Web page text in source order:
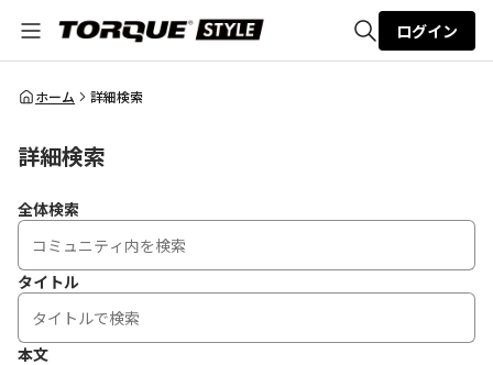
全体検索
ログイン
ホーム 詳細検索
詳細検索
全体検索
タイトル
本文